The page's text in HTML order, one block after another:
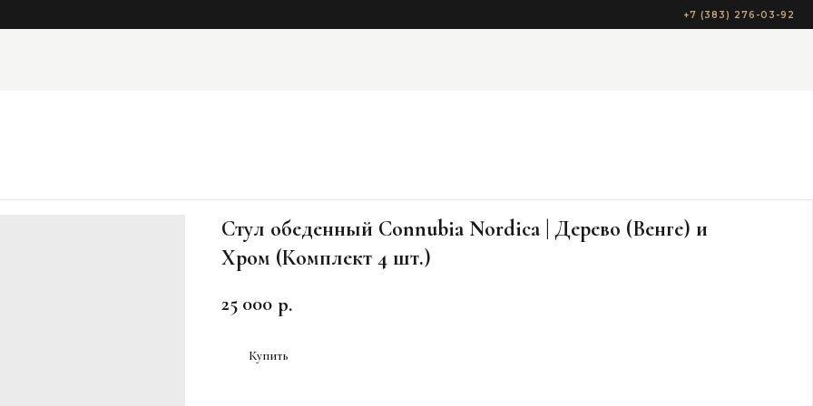
+7 (383) 276-03-92
Стул обеденный Connubia Nordica | Дерево (Венге) и
Хром (Комплект 4 шт.)
25 000 р.
Купить